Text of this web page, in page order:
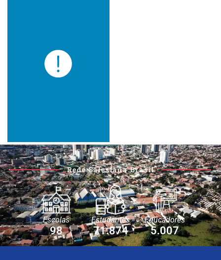
Rede Salesiana Brasil
Escolas
98
Estudantes
71.874
Educadores
5.007